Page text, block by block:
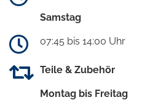
Samstag
07:45 bis 14:00 Uhr
Teile & Zubehör
Montag bis Freitag